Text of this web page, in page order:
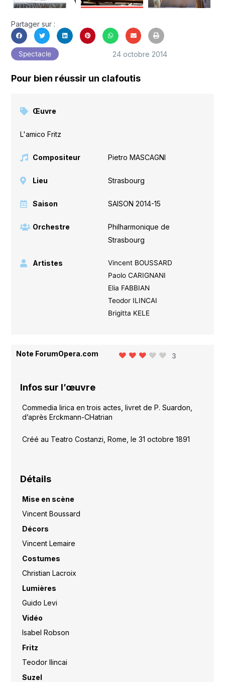
Partager sur :
Spectacle 24 octobre 2014
Pour bien réussir un clafoutis
Œuvre
L'amico Fritz
Compositeur Pietro MASCAGNI
Lieu Strasbourg
Saison SAISON 2014-15
Orchestre
Philharmonique de
Strasbourg
Artistes
Vincent BOUSSARD
Paolo CARIGNANI
Elia FABBIAN
Teodor ILINCAI
Brigitta KELE
Note ForumOpera.com 3
Infos sur l’œuvre
Commedia lirica en trois actes, livret de P. Suardon,
d’après Erckmann-CHatrian
Créé au Teatro Costanzi, Rome, le 31 octobre 1891
Détails
Mise en scène
Vincent Boussard
Décors
Vincent Lemaire
Costumes
Christian Lacroix
Lumières
Guido Levi
Vidéo
Isabel Robson
Fritz
Teodor Ilincai
Suzel